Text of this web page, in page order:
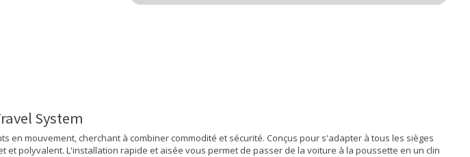
System
mouvement, cherchant à combiner commodité et sécurité. Conçus pour s'adapter à tous les sièges
polyvalent. L'installation rapide et aisée vous permet de passer de la voiture à la poussette en un clin